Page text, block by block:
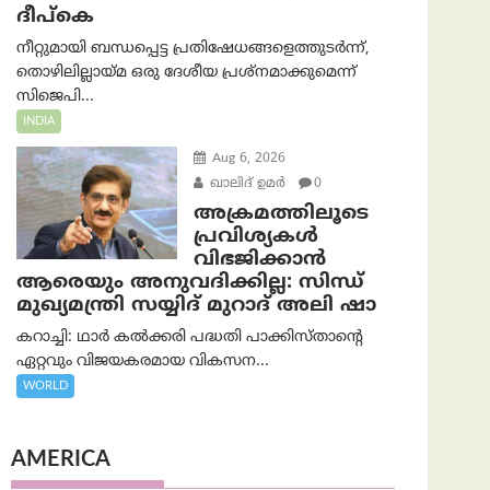
ദീപ്കെ
നീറ്റുമായി ബന്ധപ്പെട്ട പ്രതിഷേധങ്ങളെത്തുടർന്ന്,
തൊഴിലില്ലായ്മ ഒരു ദേശീയ പ്രശ്നമാക്കുമെന്ന്
സിജെപി...
INDIA
Aug 6, 2026
ഖാലിദ് ഉമര്‍
0
അക്രമത്തിലൂടെ
പ്രവിശ്യകൾ
വിഭജിക്കാൻ
ആരെയും അനുവദിക്കില്ല: സിന്ധ്
മുഖ്യമന്ത്രി സയ്യിദ് മുറാദ് അലി ഷാ
കറാച്ചി: ഥാർ കൽക്കരി പദ്ധതി പാക്കിസ്താന്റെ
ഏറ്റവും വിജയകരമായ വികസന...
WORLD
AMERICA